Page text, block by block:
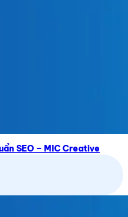
SEO – MIC Creative